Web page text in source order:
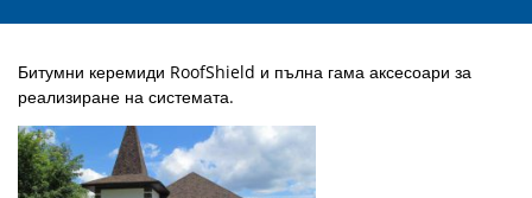
Битумни керемиди RoofShield и пълна гама аксесоари за
реализиране на системата.